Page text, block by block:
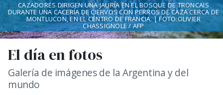
El día en fotos
Galería de imágenes de la Argentina y del
mundo
CAZADORES DIRIGEN UNA JAURÍA EN EL BOSQUE DE TRONCAIS
DURANTE UNA CACERÍA DE CIERVOS CON PERROS DE CAZA CERCA DE
MONTLUCON, EN EL CENTRO DE FRANCIA. | FOTO:OLIVIER
CHASSIGNOLE / AFP